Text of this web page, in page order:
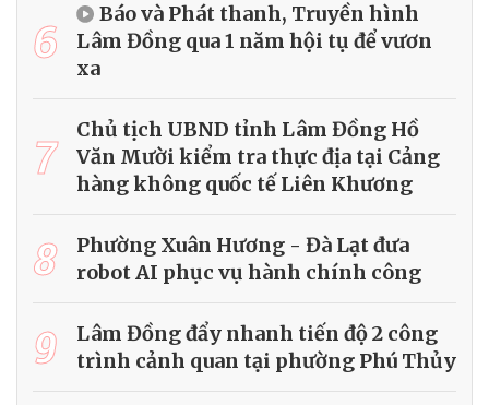
6
Báo và Phát thanh, Truyền hình
Lâm Đồng qua 1 năm hội tụ để vươn
xa
7
Chủ tịch UBND tỉnh Lâm Đồng Hồ
Văn Mười kiểm tra thực địa tại Cảng
hàng không quốc tế Liên Khương
8
Phường Xuân Hương - Đà Lạt đưa
robot AI phục vụ hành chính công
9
Lâm Đồng đẩy nhanh tiến độ 2 công
trình cảnh quan tại phường Phú Thủy